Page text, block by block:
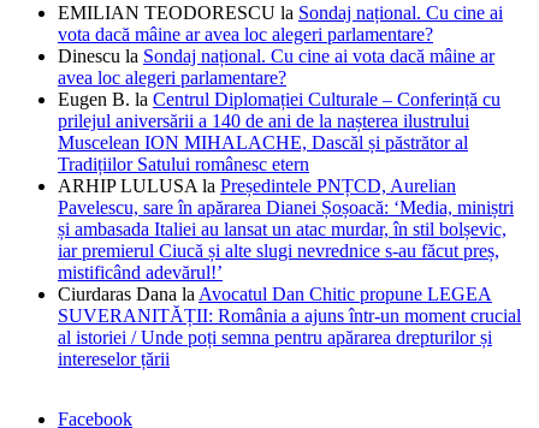
EMILIAN TEODORESCU la Sondaj național. Cu cine ai
vota dacă mâine ar avea loc alegeri parlamentare?
Dinescu la Sondaj național. Cu cine ai vota dacă mâine ar
avea loc alegeri parlamentare?
Eugen B. la Centrul Diplomației Culturale – Conferință cu
prilejul aniversării a 140 de ani de la nașterea ilustrului
Muscelean ION MIHALACHE, Dascăl și păstrător al
Tradițiilor Satului românesc etern
ARHIP LULUSA la Președintele PNȚCD, Aurelian
Pavelescu, sare în apărarea Dianei Șoșoacă: ‘Media, miniștri
și ambasada Italiei au lansat un atac murdar, în stil bolșevic,
iar premierul Ciucă și alte slugi nevrednice s-au făcut preș,
mistificând adevărul!’
Ciurdaras Dana la Avocatul Dan Chitic propune LEGEA
SUVERANITĂȚII: România a ajuns într-un moment crucial
al istoriei / Unde poți semna pentru apărarea drepturilor și
intereselor țării
Facebook